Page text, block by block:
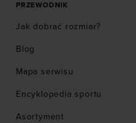
PRZEWODNIK
Jak dobrać rozmiar?
Blog
Mapa serwisu
Encyklopedia sportu
Asortyment